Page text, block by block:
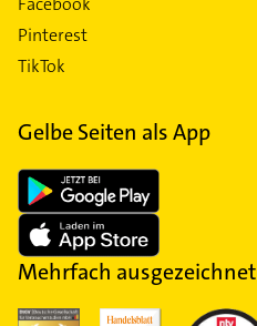
Pinterest
TikTok
Gelbe Seiten als App
Mehrfach ausgezeichnet